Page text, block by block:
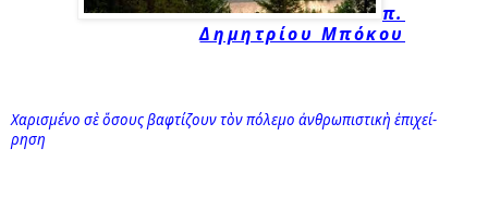
π.
Δημητρίου Μπόκου
Χα­ρι­σμέ­νο σὲ ὅ­σους βα­φτί­ζουν τὸν πό­λε­μο ἀν­θρω­πι­στι­κὴ ἐ­πι­χεί­
ρη­ση